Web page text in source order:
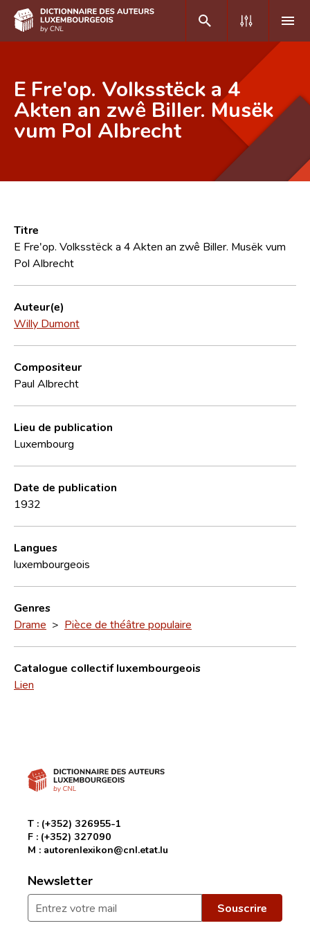
DE FR
Accueil
Recherche avancée
CNL
Équipe scientifique
E Fre'op. Volksstëck a 4
Akten an zwê Biller. Musëk
vum Pol Albrecht
Titre
E Fre'op. Volksstëck a 4 Akten an zwê Biller. Musëk vum
Pol Albrecht
Auteur(e)
Willy Dumont
Compositeur
Paul Albrecht
Lieu de publication
Luxembourg
Date de publication
1932
Langues
luxembourgeois
Genres
Drame > Pièce de théâtre populaire
Catalogue collectif luxembourgeois
Lien
T : (+352) 326955-1
F : (+352) 327090
M : autorenlexikon@cnl.etat.lu
Newsletter